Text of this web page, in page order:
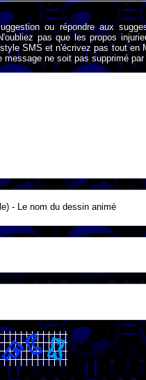
ou répondre aux
pas que les propos
SMS et n'écrivez pas tout en
ne soit pas supprimé par
- Le nom du dessin animé